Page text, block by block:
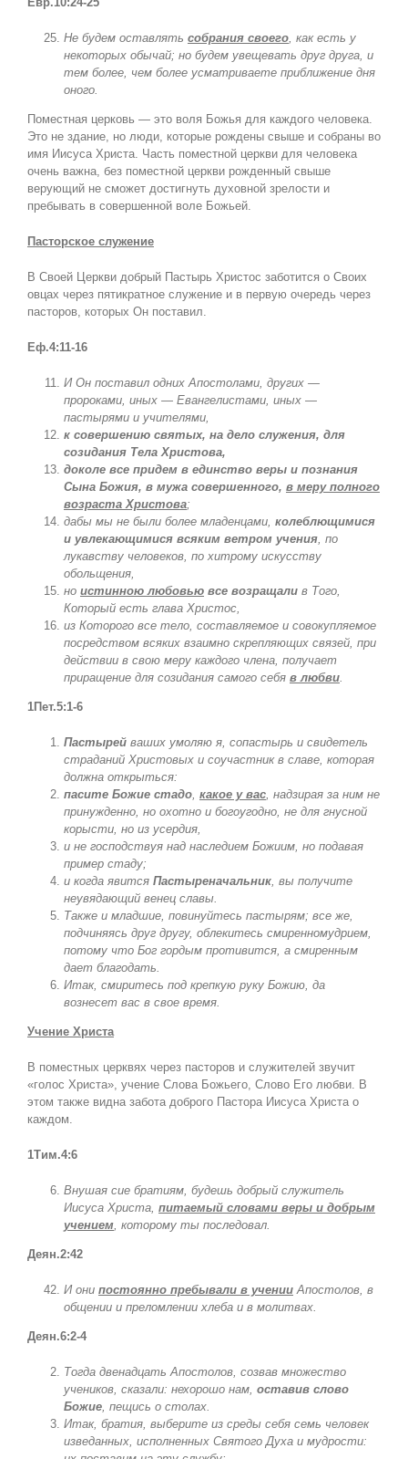
Не будем оставлять собрания своего, как есть у
некоторых обычай; но будем увещевать друг друга, и
тем более, чем более усматриваете приближение дня
оного.
Поместная церковь — это воля Божья для каждого человека.
Это не здание, но люди, которые рождены свыше и собраны во
имя Иисуса Христа. Часть поместной церкви для человека
очень важна, без поместной церкви рожденный свыше
верующий не сможет достигнуть духовной зрелости и
пребывать в совершенной воле Божьей.
Пасторское служение
В Своей Церкви добрый Пастырь Христос заботится о Своих
овцах через пятикратное служение и в первую очередь через
пасторов, которых Он поставил.
Еф.4:11-16
И Он поставил одних Апостолами, других —
пророками, иных — Евангелистами, иных —
пастырями и учителями,
к совершению святых, на дело служения, для
созидания Тела Христова,
доколе все придем в единство веры и познания
Сына Божия, в мужа совершенного, в меру полного
возраста Христова;
дабы мы не были более младенцами, колеблющимися
и увлекающимися всяким ветром учения, по
лукавству человеков, по хитрому искусству
обольщения,
но истинною любовьювсе возращалив Того,
Который есть глава Христос,
из Которого все тело, составляемое и совокупляемое
посредством всяких взаимно скрепляющих связей, при
действии в свою меру каждого члена, получает
приращение для созидания самого себя в любви.
1Пет.5:1-6
Пастырейваших умоляю я, сопастырь и свидетель
страданий Христовых и соучастник в славе, которая
должна открыться:
пасите Божие стадо, какое у вас, надзирая за ним не
принужденно, но охотно и богоугодно, не для гнусной
корысти, но из усердия,
и не господствуя над наследием Божиим, но подавая
пример стаду;
и когда явится Пастыреначальник, вы получите
неувядающий венец славы.
Также и младшие, повинуйтесь пастырям; все же,
подчиняясь друг другу, облекитесь смиренномудрием,
потому что Бог гордым противится, а смиренным
дает благодать.
Итак, смиритесь под крепкую руку Божию, да
вознесет вас в свое время.
Учение Христа
В поместных церквях через пасторов и служителей звучит
«голос Христа», учение Слова Божьего, Слово Его любви. В
этом также видна забота доброго Пастора Иисуса Христа о
каждом.
1Тим.4:6
Внушая сие братиям, будешь добрый служитель
Иисуса Христа, питаемый словами веры и добрым
учением, которому ты последовал.
Деян.2:42
И они постоянно пребывали в ученииАпостолов, в
общении и преломлении хлеба и в молитвах.
Деян.6:2-4
Тогда двенадцать Апостолов, созвав множество
учеников, сказали: нехорошо нам, оставив слово
Божие, пещись о столах.
Итак, братия, выберите из среды себя семь человек
изведанных, исполненных Святого Духа и мудрости: